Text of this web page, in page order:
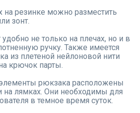
на резинке можно разместить
зонт.
не только на плечах, но и в
ручку. Также имеется
из плетеной нейлоновой нити
крючок парты.
рюкзака расположены
на лямках. Они необходимы для
в темное время суток.